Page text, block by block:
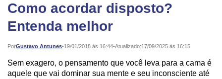
Como acordar disposto?
Entenda melhor
PorGustavo Antunes•
Publicado: 19/01/2018 às 16:44•Atualizado:17/09/2025 às 16:15
Sem exagero, o pensamento que você leva para a cama é
aquele que vai dominar sua mente e seu inconsciente até